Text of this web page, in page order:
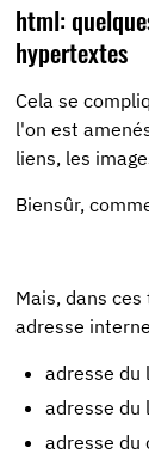
html:
hypertextes
Cela se
l'on est
liens, les
Biensûr,
Mais, dans
adresse
adresse du
adresse du
adresse du